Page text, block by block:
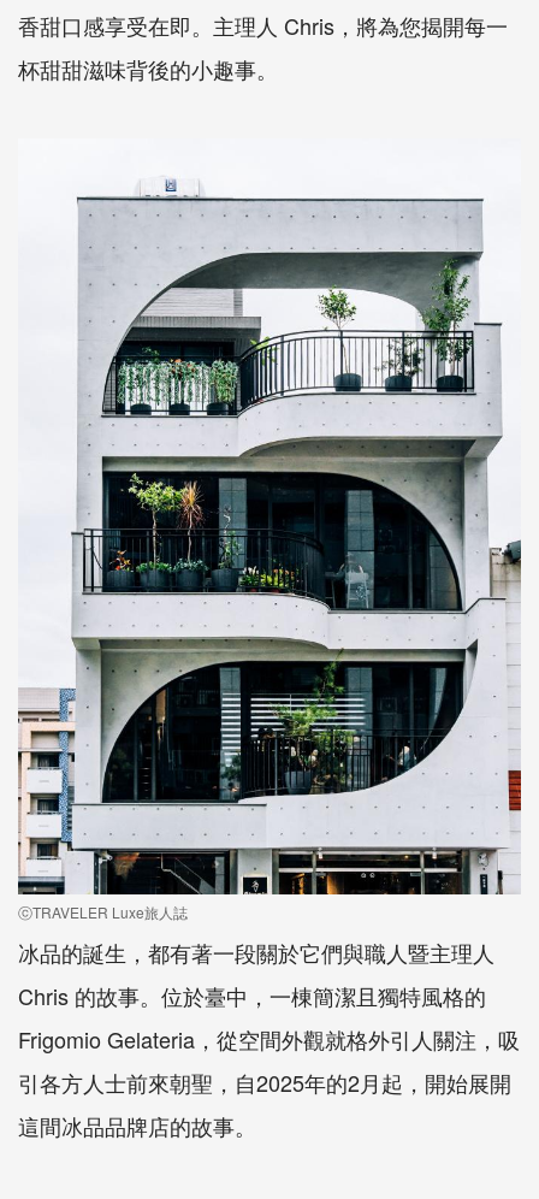
香甜口感享受在即。主理人 Chris，將為您揭開每一
杯甜甜滋味背後的小趣事。
ⓒTRAVELER Luxe旅人誌
冰品的誕生，都有著一段關於它們與職人暨主理人
Chris 的故事。位於臺中，一棟簡潔且獨特風格的
Frigomio Gelateria，從空間外觀就格外引人關注，吸
引各方人士前來朝聖，自2025年的2月起，開始展開
這間冰品品牌店的故事。